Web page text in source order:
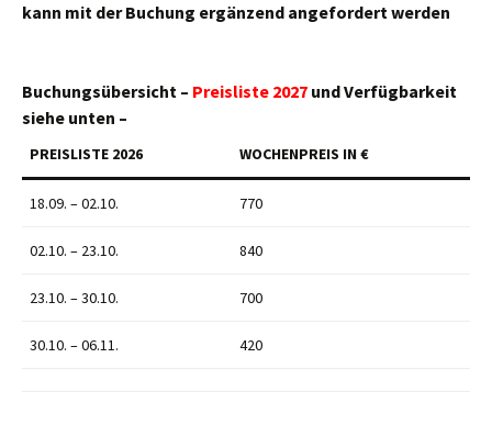
kann mit der Buchung ergänzend angefordert werden
Buchungsübersicht – Preisliste 2027 und Verfügbarkeit
siehe unten –
PREISLISTE 2026 WOCHENPREIS IN €
18.09. – 02.10. 770
02.10. – 23.10. 840
23.10. – 30.10. 700
30.10. – 06.11. 420